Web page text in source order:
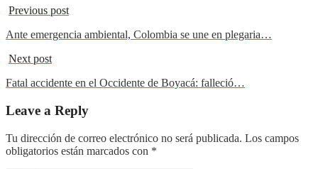
Previous post
Ante emergencia ambiental, Colombia se une en plegaria…
Next post
Fatal accidente en el Occidente de Boyacá: falleció…
Leave a Reply
Tu dirección de correo electrónico no será publicada. Los campos
obligatorios están marcados con *